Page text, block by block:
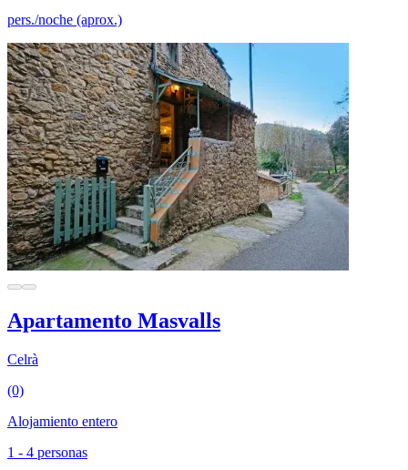
pers./noche (aprox.)
Apartamento Masvalls
Celrà
(0)
Alojamiento entero
1 - 4 personas